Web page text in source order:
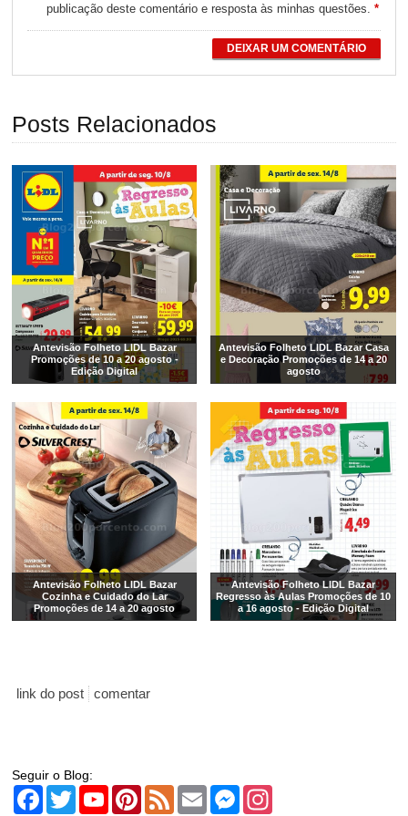
publicação deste comentário e resposta às minhas questões.*
DEIXAR UM COMENTÁRIO
Posts Relacionados
Antevisão Folheto LIDL Bazar
Promoções de 10 a 20 agosto -
Edição Digital
Antevisão Folheto LIDL Bazar Casa
e Decoração Promoções de 14 a 20
agosto
Antevisão Folheto LIDL Bazar
Cozinha e Cuidado do Lar
Promoções de 14 a 20 agosto
Antevisão Folheto LIDL Bazar
Regresso às Aulas Promoções de 10
a 16 agosto - Edição Digital
link do post comentar
Seguir o Blog:
Facebook
TwitterYouTubePinterest
Feed Email Messenger